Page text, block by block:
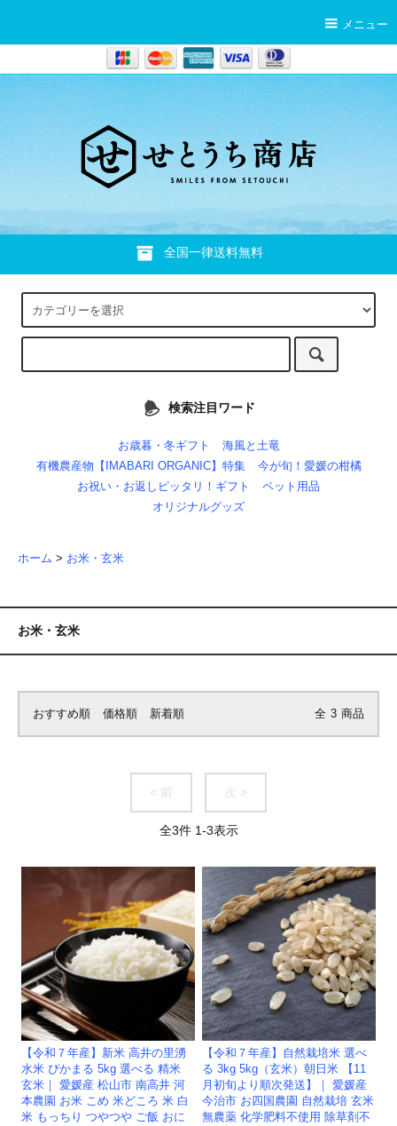
メニュー
全国一律送料無料
検索注目ワード
お歳暮・冬ギフト
海風と土竜
有機農産物【IMABARI ORGANIC】特集
今が旬！愛媛の柑橘
お祝い・お返しピッタリ！ギフト
ペット用品
オリジナルグッズ
ホーム > お米・玄米
お米・玄米
おすすめ順 価格順 新着順 全 3 商品
< 前 次 >
全3件 1-3表示
【令和７年産】新米 高井の里湧
水米 ぴかまる 5kg 選べる 精米
玄米｜ 愛媛産 松山市 南高井 河
本農園 お米 こめ 米どころ 米 白
米 もっちり つやつや ご飯 おに
【令和７年産】自然栽培米 選べ
る 3kg 5kg（玄米）朝日米 【11
月初旬より順次発送】｜ 愛媛産
今治市 お四国農園 自然栽培 玄米
無農薬 化学肥料不使用 除草剤不